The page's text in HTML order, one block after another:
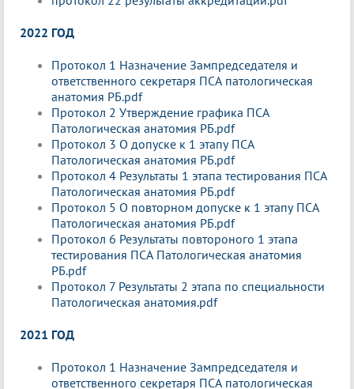
2022 ГОД
Протокол 1 Назначение Зампредседателя и
ответственного секретаря ПСА патологическая
анатомия РБ.pdf
Протокол 2 Утверждение графика ПСА
Патологическая анатомия РБ.pdf
Протокол 3 О допуске к 1 этапу ПСА
Патологическая анатомия РБ.pdf
Протокол 4 Результаты 1 этапа тестирования ПСА
Патологическая анатомия РБ.pdf
Протокол 5 О повторном допуске к 1 этапу ПСА
Патологическая анатомия РБ.pdf
Протокол 6 Результаты повтороного 1 этапа
тестирования ПСА Патологическая анатомия
РБ.pdf
Протокол 7 Результаты 2 этапа по специальности
Патологическая анатомия.pdf
2021 ГОД
Протокол 1 Назначение Зампредседателя и
ответственного секретаря ПСА патологическая